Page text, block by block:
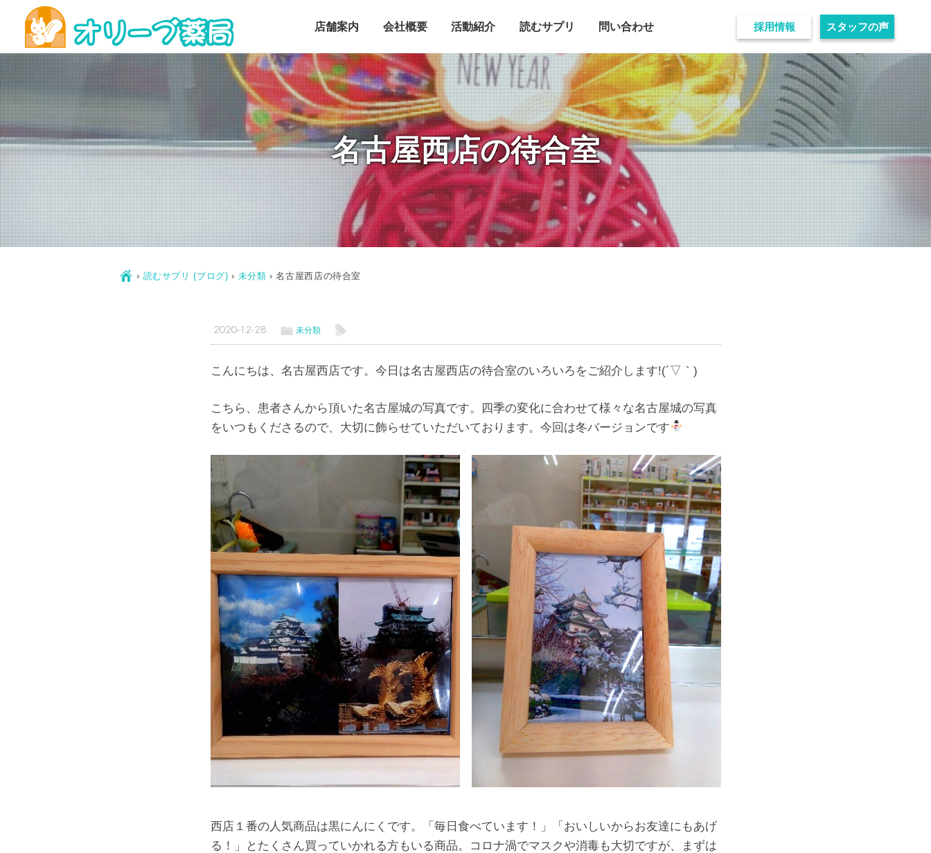
店舗案内 会社概要 活動紹介 読むサプリ 問い合わせ 採用情報 スタッフの声
名古屋西店の待合室
Ç › 読むサプリ (ブログ) › 未分類 ›名古屋西店の待合室
2020-12-28 ë 未分類 l
こんにちは、名古屋西店です。今日は名古屋西店の待合室のいろいろをご紹介します!(´▽｀)
こちら、患者さんから頂いた名古屋城の写真です。四季の変化に合わせて様々な名古屋城の写真
をいつもくださるので、大切に飾らせていただいております。今回は冬バージョンです
西店１番の人気商品は黒にんにくです。「毎日食べています！」「おいしいからお友達にもあげ
る！」とたくさん買っていかれる方もいる商品。コロナ渦でマスクや消毒も大切ですが、まずは